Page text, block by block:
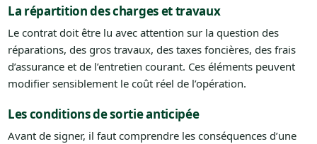
La répartition des charges et travaux
Le contrat doit être lu avec attention sur la question des
réparations, des gros travaux, des taxes foncières, des frais
d’assurance et de l’entretien courant. Ces éléments peuvent
modifier sensiblement le coût réel de l’opération.
Les conditions de sortie anticipée
Avant de signer, il faut comprendre les conséquences d’une